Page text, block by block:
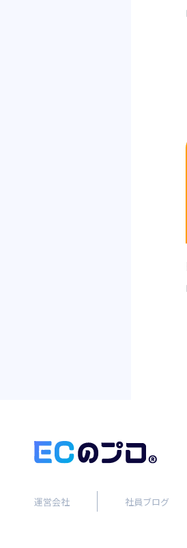
運営会社 社員ブログ